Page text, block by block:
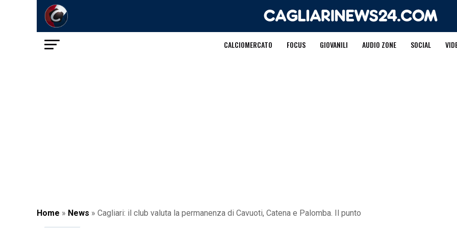
CALCIOMERCATO FOCUS GIOVANILI AUDIO ZONE SOCIAL
Home » News » Cagliari: il club valuta la permanenza di Cavuoti, Catena e Palomba. Il punto